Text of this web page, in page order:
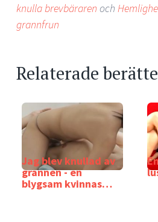
knulla brevbäraren och
grannfrun
Relaterade
Jag blev knullad av
grannen - en
blygsam kvinnas